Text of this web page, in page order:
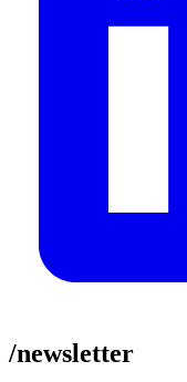
/newsletter